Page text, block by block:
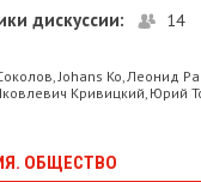
дискуссии: 14
,Johans Ko,Леонид
Кривицкий, Юрий
ОБЩЕСТВО